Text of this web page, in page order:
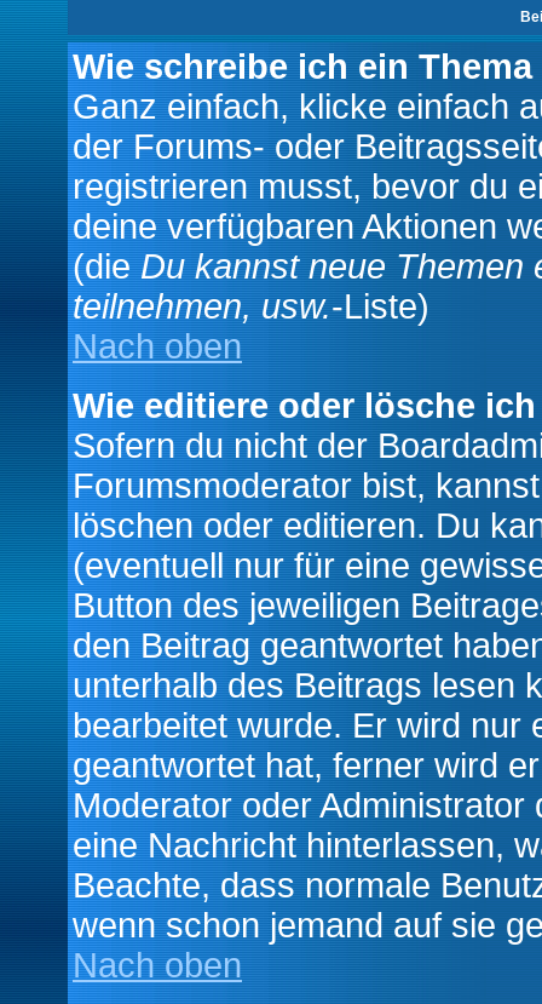
Wie schreibe ich ein
Ganz einfach, klicke einfach
der Forums- oder
registrieren musst, bevor du
deine verfügbaren Aktionen
(die Du kannst neue Themen
teilnehmen, usw.-Liste)
Nach oben
Wie editiere oder lösche
Sofern du nicht der
Forumsmoderator bist,
löschen oder editieren. Du
(eventuell nur für eine
Button des jeweiligen
den Beitrag geantwortet
unterhalb des Beitrags lesen
bearbeitet wurde. Er wird nur
geantwortet hat, ferner wird
Moderator oder
eine Nachricht hinterlassen,
Beachte, dass normale
wenn schon jemand auf sie
Nach oben